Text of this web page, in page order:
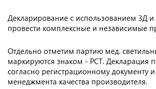
Декларирование с использованием 3Д и
провести комплексные и независимые
Отдельно отметим партию мед.
маркируются знаком - РСТ. Декларация
согласно регистрационному документу
менеджмента качества производителя.